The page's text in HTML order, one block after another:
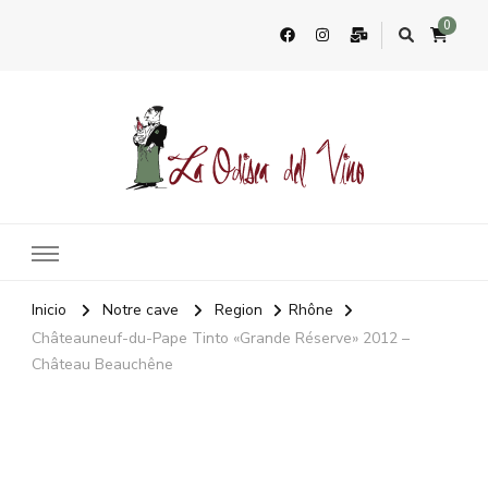
0
Inicio Notre cave Region
Rhône
Châteauneuf-du-Pape Tinto «Grande Réserve» 2012 –
Château Beauchêne